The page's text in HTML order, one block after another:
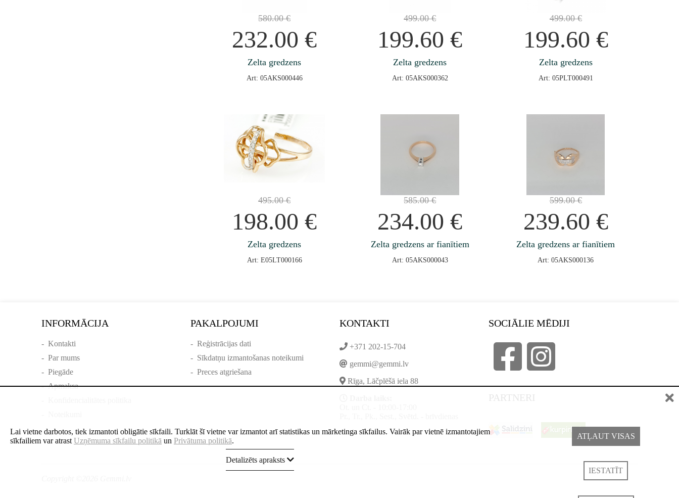
580.00€
232.00€
Zelta gredzens
Art: 05AKS000446
499.00€
199.60€
Zelta gredzens
Art: 05AKS000362
499.00€
199.60 €
Zelta gredzens
Art: 05PLT000491
495.00€
198.00€
Zelta gredzens
Art: E05LT000166
585.00€
234.00€
Zelta gredzens ar fianītiem
Art: 05AKS000043
599.00€
239.60 €
Zelta gredzens ar fianītiem
Art: 05AKS000136
INFORMĀCIJA
- Kontakti
- Par mums
- Piegāde
-Apmaksa
PAKALPOJUMI
- Reģistrācijas dati
- Sīkdatņu izmantošanas noteikumi
- Preces atgriešana
KONTAKTI
+371 202-15-704
gemmi@gemmi.lv
Rīga, Lāčplēšā iela 88
SOCIĀLIE MĒDIJI
PARTNERI
Lai vietne darbotos, tiek izmantoti obligātie sīkfaili. Turklāt šī vietne var izmantot arī statistikas un mārketinga sīkfailus. Vairāk par vietnē izmantotajiem
sīkfailiem var atrast Uzņēmuma sīkfailu politikā un Privātuma politikā.
Detalizēts apraksts
ATĻAUT VISAS
IESTATĪT